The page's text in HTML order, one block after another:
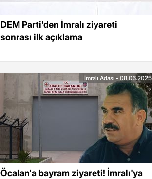
DEM Parti'den İmralı ziyareti
sonrası ilk açıklama
Öcalan'a bayram ziyareti! İmralı'ya
İmralı Adası - 08.06.2025